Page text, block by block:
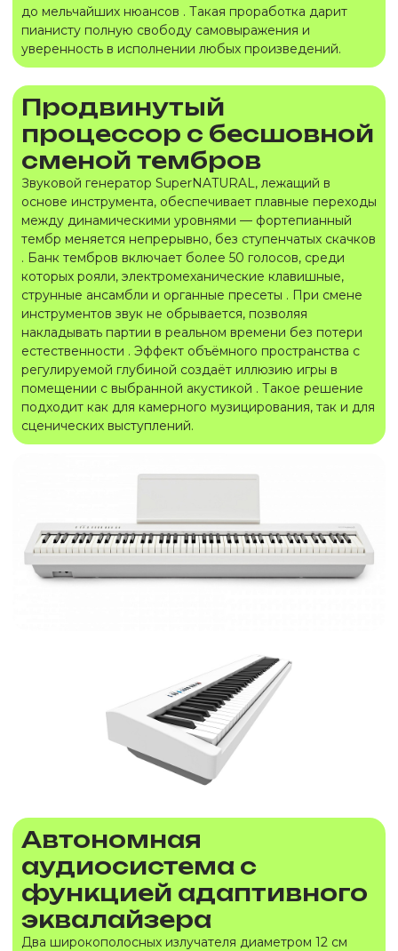
до мельчайших нюансов . Такая проработка дарит
пианисту полную свободу самовыражения и
уверенность в исполнении любых произведений.
Продвинутый
процессор с бесшовной
сменой тембров
Звуковой генератор SuperNATURAL, лежащий в
основе инструмента, обеспечивает плавные переходы
между динамическими уровнями — фортепианный
тембр меняется непрерывно, без ступенчатых скачков
. Банк тембров включает более 50 голосов, среди
которых рояли, электромеханические клавишные,
струнные ансамбли и органные пресеты . При смене
инструментов звук не обрывается, позволяя
накладывать партии в реальном времени без потери
естественности . Эффект объёмного пространства с
регулируемой глубиной создаёт иллюзию игры в
помещении с выбранной акустикой . Такое решение
подходит как для камерного музицирования, так и для
сценических выступлений.
Автономная
аудиосистема с
функцией адаптивного
эквалайзера
Два широкополосных излучателя диаметром 12 см